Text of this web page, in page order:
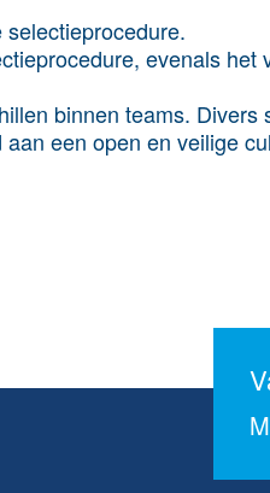
evenals het
binnen teams. Divers
een open en veilige